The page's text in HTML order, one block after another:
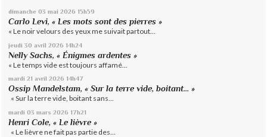
dimanche 03 mai 2026 15h59
Carlo Levi, « Les mots sont des pierres »
« Le noir velours des yeux me suivait partout...
jeudi 30 avril 2026 14h24
Nelly Sachs, « Énigmes ardentes »
« Le temps vide est toujours affamé...
mardi 21 avril 2026 14h47
Ossip Mandelstam, « Sur la terre vide, boitant… »
« Sur la terre vide, boitant sans...
mardi 03 mars 2026 17h21
Henri Cole, « Le lièvre »
« Le lièvre ne fait pas partie des...